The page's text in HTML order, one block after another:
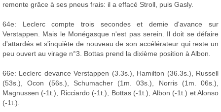
remonte grâce à ses pneus frais: il a effacé Stroll, puis Gasly.
64e: Leclerc compte trois secondes et demie d'avance sur
Verstappen. Mais le Monégasque n'est pas serein. Il doit se défaire
d'attardés et s'inquiète de nouveau de son accélérateur qui reste un
peu ouvert au virage n°3. Bottas prend la dixième position à Albon.
66e: Leclerc devance Verstappen (3.3s.), Hamilton (36.3s.), Russell
(53s.), Ocon (56s.), Schumacher (1m. 03s.), Norris (1m. 06s.),
Magnussen (-1t.), Ricciardo (-1t.), Bottas (-1t.), Albon (-1t.) et Alonso
(-1t.).